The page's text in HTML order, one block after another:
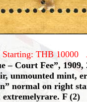
Starting: THB
– Court Fee”,
unmounted mint,
normal on right
F (2)